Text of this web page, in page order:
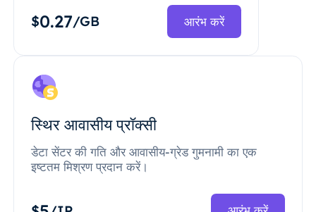
$0.27/GB आरंभ करें
स्थिर आवासीय प्रॉक्सी
डेटा सेंटर की गति और आवासीय-ग्रेड गुमनामी का एक
इष्टतम मिश्रण प्रदान करें।